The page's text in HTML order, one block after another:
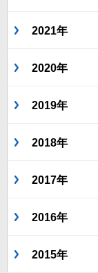
2021年
2020年
2019年
2018年
2017年
2016年
2015年